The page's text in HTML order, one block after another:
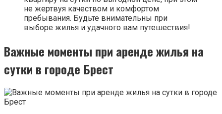
не жертвуя качеством и комфортом
пребывания. Будьте внимательны при
выборе жилья и удачного вам путешествия!
Важные моменты при аренде жилья на
сутки в городе Брест